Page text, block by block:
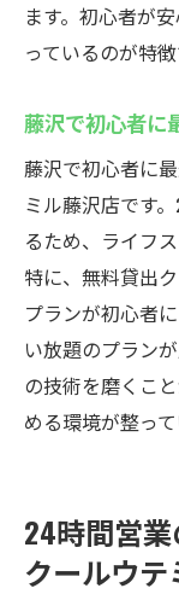
ます。初心者が
っているのが特徴
藤沢で初心者に
藤沢で初心者に
ミル藤沢店です
るため、ライフ
特に、無料貸出
プランが初心者
い放題のプラン
の技術を磨くこ
める環境が整って
24時間営
クールウテ